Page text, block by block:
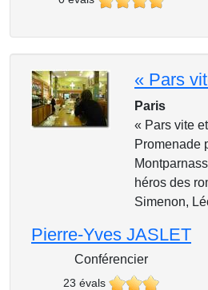
Paris
« Pars vite
Promenade
héros des
Simenon,
Pierre-Yves JASLET
Conférencier
23 évals